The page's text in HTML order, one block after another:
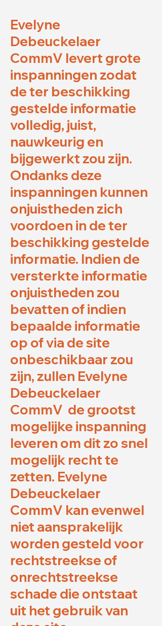
Evelyne
Debeuckelaer
CommV levert grote
inspanningen zodat
de ter beschikking
gestelde informatie
volledig, juist,
nauwkeurig en
bijgewerkt zou zijn.
Ondanks deze
inspanningen kunnen
onjuistheden zich
voordoen in de ter
beschikking gestelde
informatie. Indien de
versterkte informatie
onjuistheden zou
bevatten of indien
bepaalde informatie
op of via de site
onbeschikbaar zou
zijn, zullen Evelyne
Debeuckelaer
CommV de grootst
mogelijke inspanning
leveren om dit zo snel
mogelijk recht te
zetten. Evelyne
Debeuckelaer
CommV kan evenwel
niet aansprakelijk
worden gesteld voor
rechtstreekse of
onrechtstreekse
schade die ontstaat
uit het gebruik van